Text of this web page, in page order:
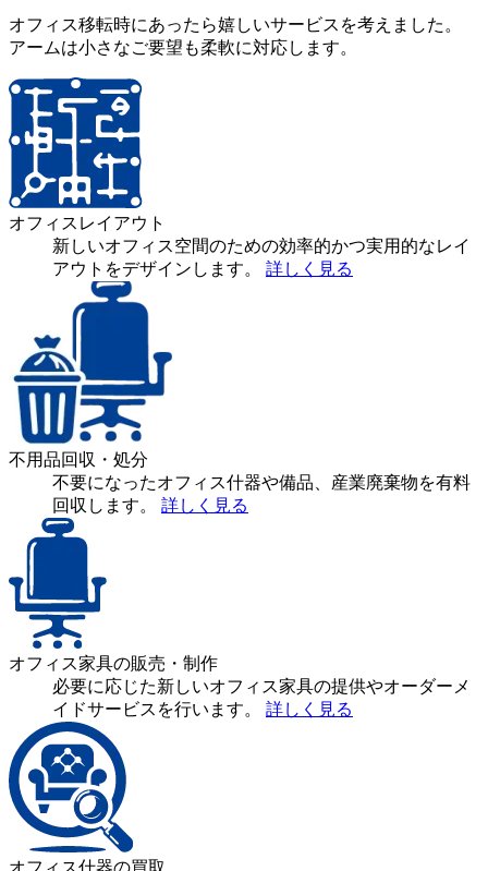
オフィス移転時にあったら嬉しいサービスを考えました。
アームは小さなご要望も柔軟に対応します。
オフィスレイアウト
新しいオフィス空間のための効率的かつ実用的なレイ
アウトをデザインします。 詳しく見る
不用品回収・処分
不要になったオフィス什器や備品、産業廃棄物を有料
回収します。 詳しく見る
オフィス家具の販売・制作
必要に応じた新しいオフィス家具の提供やオーダーメ
イドサービスを行います。 詳しく見る
オフィス什器の買取